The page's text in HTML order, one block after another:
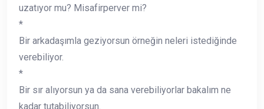
uzatıyor mu? Misafirperver mi?
*
Bir arkadaşımla geziyorsun örneğin neleri istediğinde
verebiliyor.
*
Bir sır alıyorsun ya da sana verebiliyorlar bakalım ne
kadar tutabiliyorsun.